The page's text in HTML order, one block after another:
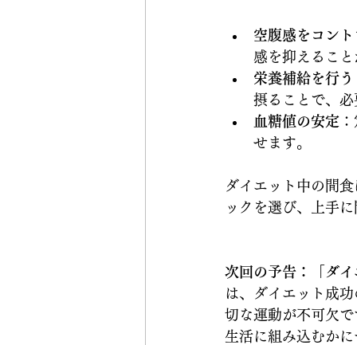
空腹感をコン
感を抑えるこ
栄養補給を行う
摂ることで、
血糖値の安定
せます。
ダイエット中の間
ックを選び、上手
次回の予告：「ダ
は、ダイエット成
切な運動が不可欠
生活に組み込むか